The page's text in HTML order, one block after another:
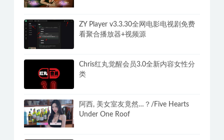
ZY Player v3.3.30全网电影电视剧免费
看聚合播放器+视频源
Chris红丸觉醒会员3.0全新内容女性分
类
阿西, 美女室友竟然…？/Five Hearts
Under One Roof